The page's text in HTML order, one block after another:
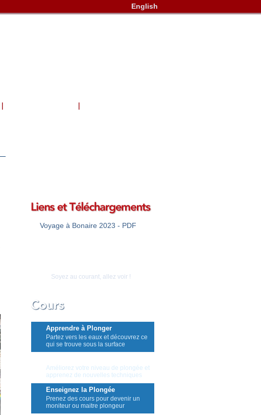
English
Voyage à Bonaire 2023 - PDF
Soyez au courant, allez voir !
Apprendre à Plonger
Partez vers les eaux et découvrez ce
qui se trouve sous la surface
Améliorez votre niveau de plongée et
apprenez de nouvelles techniques
Enseignez la Plongée
Prenez des cours pour devenir un
moniteur ou maitre plongeur